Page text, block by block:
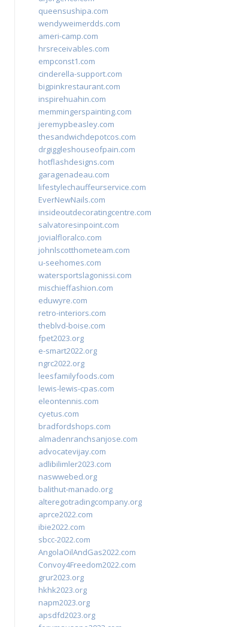
queensushipa.com
wendyweimerdds.com
ameri-camp.com
hrsreceivables.com
empconst1.com
cinderella-support.com
bigpinkrestaurant.com
inspirehuahin.com
memmingerspainting.com
jeremypbeasley.com
thesandwichdepotcos.com
drgiggleshouseofpain.com
hotflashdesigns.com
garagenadeau.com
lifestylechauffeurservice.com
EverNewNails.com
insideoutdecoratingcentre.com
salvatoresinpoint.com
jovialfloralco.com
johnlscotthometeam.com
u-seehomes.com
watersportslagonissi.com
mischieffashion.com
eduwyre.com
retro-interiors.com
theblvd-boise.com
fpet2023.org
e-smart2022.org
ngrc2022.org
leesfamilyfoods.com
lewis-lewis-cpas.com
eleontennis.com
cyetus.com
bradfordshops.com
almadenranchsanjose.com
advocatevijay.com
adlibilimler2023.com
naswwebed.org
balithut-manado.org
alteregotradingcompany.org
aprce2022.com
ibie2022.com
sbcc-2022.com
AngolaOilAndGas2022.com
Convoy4Freedom2022.com
grur2023.org
hkhk2023.org
napm2023.org
apsdfd2023.org